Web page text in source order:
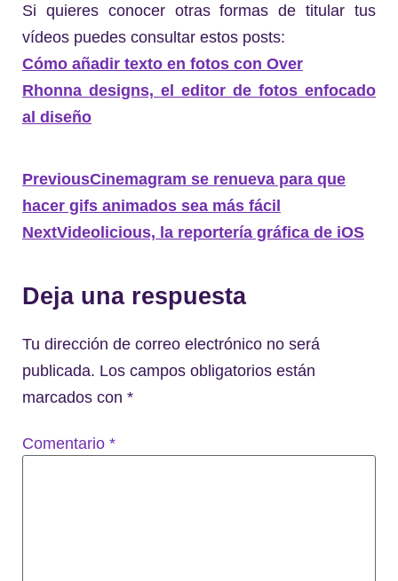
Si quieres conocer otras formas de titular tus
vídeos puedes consultar estos posts:
Cómo añadir texto en fotos con Over
Rhonna designs, el editor de fotos enfocado
al diseño
PreviousCinemagram se renueva para que
hacer gifs animados sea más fácil
NextVideolicious, la reportería gráfica de iOS
Deja una respuesta
Tu dirección de correo electrónico no será
publicada. Los campos obligatorios están
marcados con *
Comentario *